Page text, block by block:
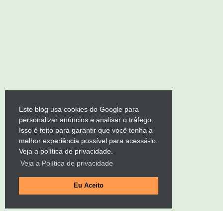
Este blog usa cookies do Google para
personalizar anúncios e analisar o tráfego.
Isso é feito para garantir que você tenha a
melhor experiência possível para acessá-lo.
Veja a política de privacidade.
Veja a Política de privacidade
Eu Aceito